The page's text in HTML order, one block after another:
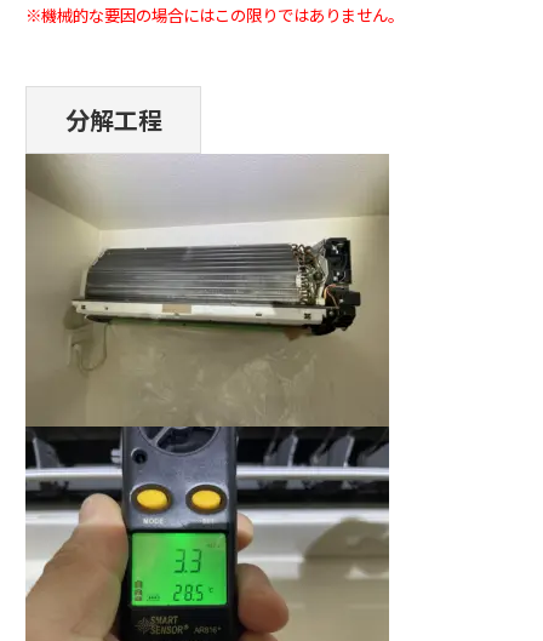
※機械的な要因の場合にはこの限りではありません。
分解工程